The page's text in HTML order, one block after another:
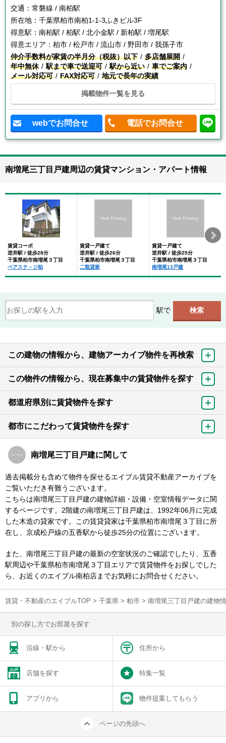
交通： 常磐線 / 南柏駅
所在地： 千葉県柏市南柏1-1-3ふきビル3F
得意駅： 南柏駅 / 柏駅 / 北小金駅 / 新柏駅 / 増尾駅
得意エリア： 柏市 / 松戸市 / 流山市 / 野田市 / 我孫子市
仲介手数料が家賃の半月分（税抜）以下
多店舗展開
年中無休
駅まで車で送迎可 駅から近い
車でご案内
メール対応可
FAX対応可 地元で長年の実績
掲載物件一覧を見る
webでお問合せ 電話でお問合せ
南増尾三丁目戸建周辺の賃貸マンション・アパート情報
賃貸コーポ
逆井駅 / 徒歩28分
千葉県柏市南増尾３丁目
ペアステ－ジ柏
賃貸一戸建て
逆井駅 / 徒歩26分
千葉県柏市南増尾３丁目
二瓶貸家
賃貸一戸建て
逆井駅 / 徒歩25分
千葉県柏市南増尾３丁目
南増尾13戸建
駅で
この建物の情報から、建物アーカイブ物件を再検索
この物件の情報から、現在募集中の賃貸物件を探す
都道府県別に賃貸物件を探す
都市にこだわって賃貸物件を探す
南増尾三丁目戸建に関して
過去掲載分も含めて物件を探せるエイブル賃貸不動産アーカイブを
ご覧いただき有難うございます。
こちらは南増尾三丁目戸建の建物詳細・設備・空室情報データに関
するページです。2階建の南増尾三丁目戸建は、1992年06月に完成
した木造の貸家です。この賃貸貸家は千葉県柏市南増尾３丁目に所
在し、京成松戸線の五香駅から徒歩25分の位置にございます。
また、南増尾三丁目戸建の最新の空室状況のご確認でしたり、五香
駅周辺や千葉県柏市南増尾３丁目エリアで賃貸物件をお探しでした
ら、お近くのエイブル南柏店までお気軽にお問合せください。
賃貸・不動産のエイブルTOP > 千葉県 > 柏市 > 南増尾三丁目戸建の建物
別の探し方でお部屋を探す
沿線・駅から 住所から
店舗を探す 特集一覧
アプリから 物件提案してもらう
ページの先頭へ